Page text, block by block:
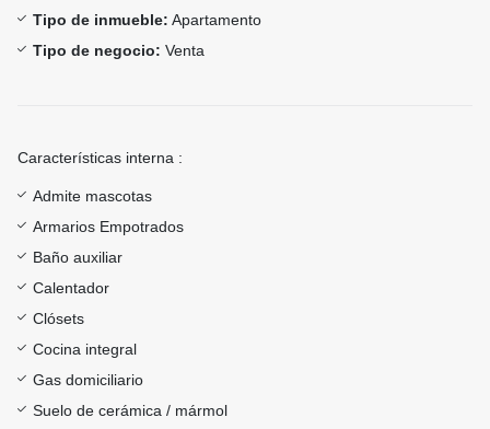
Tipo de inmueble: Apartamento
Tipo de negocio: Venta
Características interna :
Admite mascotas
Armarios Empotrados
Baño auxiliar
Calentador
Clósets
Cocina integral
Gas domiciliario
Suelo de cerámica / mármol